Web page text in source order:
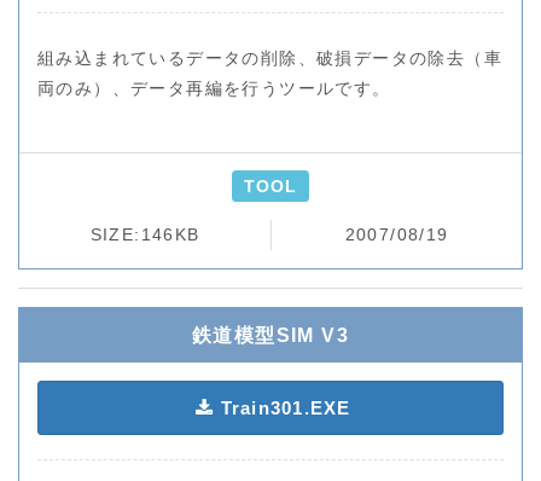
組み込まれているデータの削除、破損データの除去（車
両のみ）、データ再編を行うツールです。
TOOL
SIZE:146KB 2007/08/19
鉄道模型SIM V3
Train301.EXE